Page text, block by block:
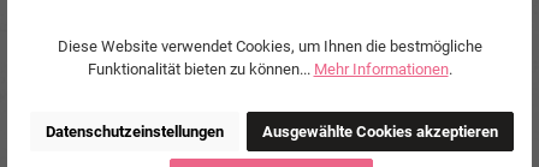
Diese Website verwendet Cookies, um Ihnen die bestmögliche
Funktionalität bieten zu können... Mehr Informationen.
Datenschutzeinstellungen Ausgewählte Cookies akzeptieren